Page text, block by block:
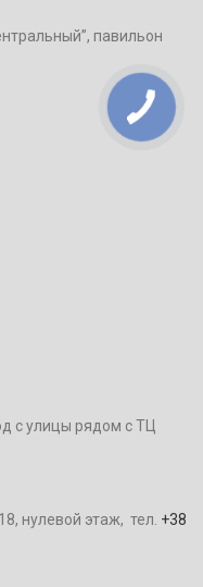
павильон
с улицы рядом с ТЦ
нулевой этаж, тел. +38